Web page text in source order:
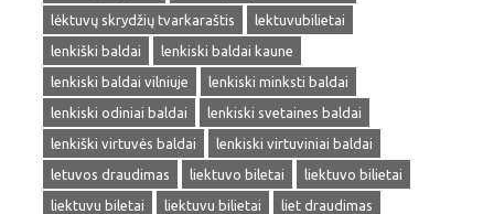
lėktuvų skrydžių tvarkaraštis
lektuvubilietai
lenkiški baldai
lenkiski baldai kaune
lenkiski baldai vilniuje
lenkiski minksti baldai
lenkiski odiniai baldai
lenkiski svetaines baldai
lenkiški virtuvės baldai
lenkiski virtuviniai baldai
letuvos draudimas
liektuvo biletai
liektuvo bilietai
liektuvu biletai
liektuvu bilietai
liet draudimas